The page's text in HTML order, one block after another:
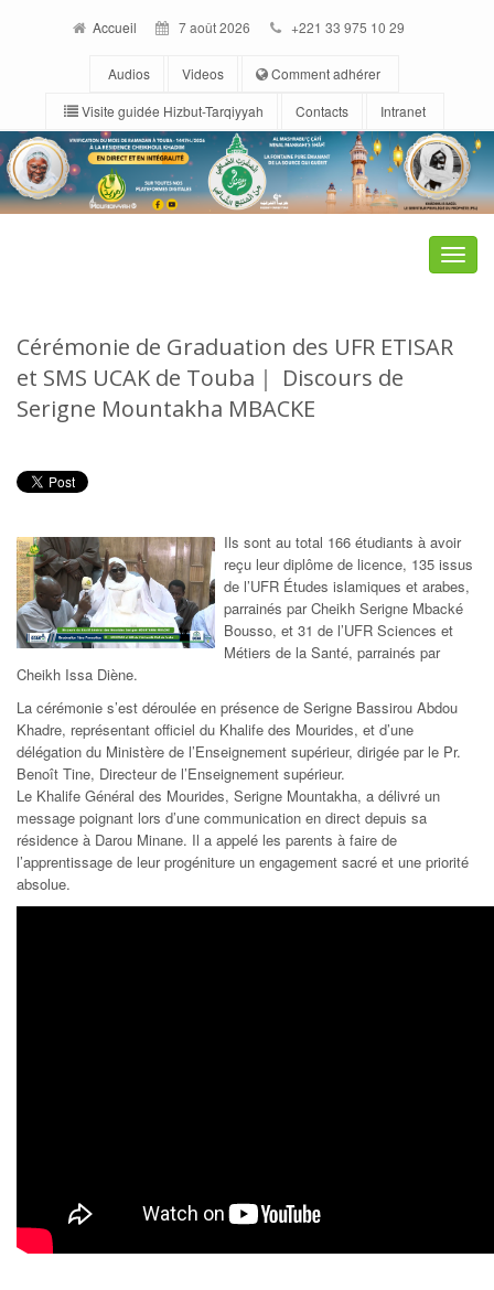
Accueil 7 août 2026 +221 33 975 10 29
Audios Videos
Comment adhérer
Visite guidée Hizbut-Tarqiyyah
Contacts Intranet
Toggle
Cérémonie de Graduation des UFR ETISAR
et SMS UCAK de Touba｜ Discours de
Serigne Mountakha MBACKE
Ils sont au total 166 étudiants à avoir
reçu leur diplôme de licence, 135 issus
de l’UFR Études islamiques et arabes,
parrainés par Cheikh Serigne Mbacké
Bousso, et 31 de l’UFR Sciences et
Métiers de la Santé, parrainés par
Cheikh Issa Diène.
La cérémonie s’est déroulée en présence de Serigne Bassirou Abdou
Khadre, représentant officiel du Khalife des Mourides, et d’une
délégation du Ministère de l’Enseignement supérieur, dirigée par le Pr.
Benoît Tine, Directeur de l’Enseignement supérieur.
Le Khalife Général des Mourides, Serigne Mountakha, a délivré un
message poignant lors d’une communication en direct depuis sa
résidence à Darou Minane. Il a appelé les parents à faire de
l’apprentissage de leur progéniture un engagement sacré et une priorité
absolue.